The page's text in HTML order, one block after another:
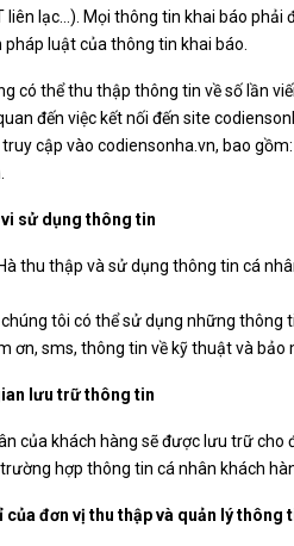
liên lạc…). Mọi thông tin khai báo phải
pháp luật của thông tin khai báo.
có thể thu thập thông tin về số lần
đến việc kết nối đến site
cập vào codiensonha.vn, bao
vi sử dụng thông tin
thu thập và sử dụng thông tin cá
chúng tôi có thể sử dụng những
ơn, sms, thông tin về kỹ thuật và bảo
lưu trữ thông tin
của khách hàng sẽ được lưu trữ
hợp thông tin cá nhân khách
của đơn vị thu thập và quản lý thông